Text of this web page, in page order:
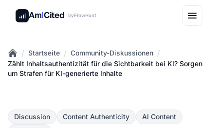
AmICited byFlowHunt
Home
/ Startseite / Community-Diskussionen /
Zählt Inhaltsauthentizität für die Sichtbarkeit bei KI? Sorgen
um Strafen für KI-generierte Inhalte
Discussion Content Authenticity
AI Content